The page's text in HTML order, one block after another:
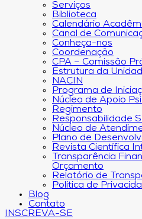
Serviços
Biblioteca
Calendário
Canal de
Conheça-nos
Coordenação
CPA – Comissão
Estrutura da
NACIN
Programa de
Núcleo de Apoio
Regimento
Responsabilidade
Núcleo de
Plano de
Revista Científica
Transparência
Orçamento
Relatório de
Política de
Blog
Contato
INSCREVA-SE